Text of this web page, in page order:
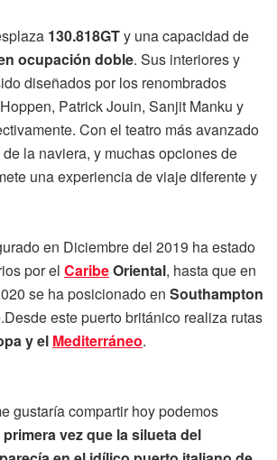
130.818GTy una capacidad de
ocupación doble. Sus interiores y
diseñados por los renombrados
Patrick Jouin, Sanjit Manku y
Con el teatro más avanzado
la naviera, y muchas opciones de
una experiencia de viaje diferente y
en Diciembre del 2019 ha estado
por el CaribeOriental, hasta que en
se ha posicionado en Southampton
este puerto británico realiza rutas
y el Mediterráneo.
gustaría compartir hoy podemos
primera vez que la silueta del